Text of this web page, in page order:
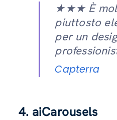
★★★ È
piuttosto
per un
Capterra
4. aiCarousels